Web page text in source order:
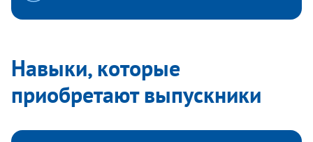
Навыки, которые
приобретают выпускники